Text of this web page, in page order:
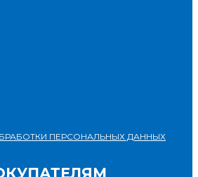
ПЕРСОНАЛЬНЫХ ДАННЫХ